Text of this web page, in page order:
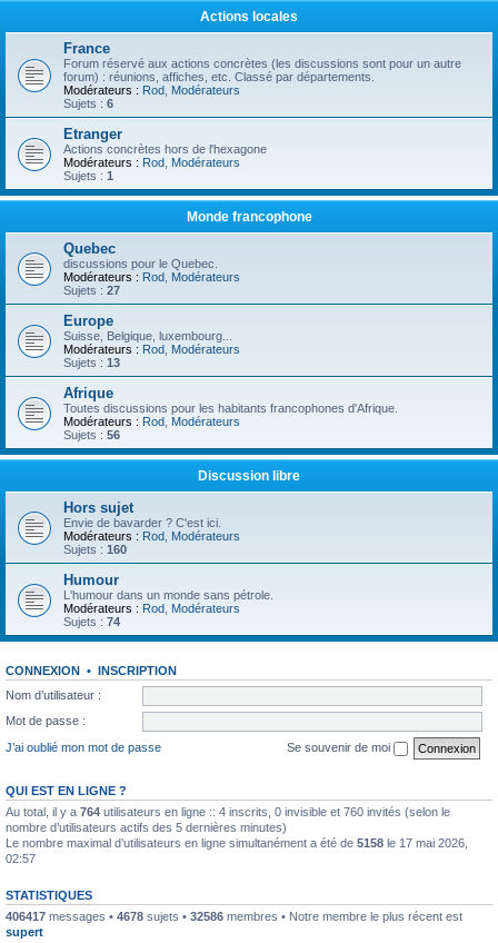
Actions locales
France
Forum réservé aux actions concrètes (les discussions sont pour un autre
forum) : réunions, affiches, etc. Classé par départements.
Modérateurs : Rod Modérateurs
Sujets : 6
Etranger
Actions concrètes hors de l'hexagone
Modérateurs : Rod Modérateurs
Sujets : 1
Monde francophone
Quebec
discussions pour le Quebec.
Modérateurs : Rod Modérateurs
Sujets : 27
Europe
Suisse, Belgique, luxembourg...
Modérateurs : Rod Modérateurs
Sujets : 13
Afrique
Toutes discussions pour les habitants francophones d'Afrique.
Modérateurs : Rod Modérateurs
Sujets : 56
Discussion libre
Hors sujet
Envie de bavarder ? C'est ici.
Modérateurs : Rod Modérateurs
Sujets : 160
Humour
L'humour dans un monde sans pétrole.
Modérateurs : Rod Modérateurs
Sujets : 74
CONNEXION • INSCRIPTION
Nom d’utilisateur :
Mot de passe :
J’ai oublié mon mot de passe
Se souvenir de moi
QUI EST EN LIGNE ?
Au total, il y a 764 utilisateurs en ligne :: 4 inscrits, 0 invisible et 760 invités (selon le
nombre d’utilisateurs actifs des 5 dernières minutes)
Le nombre maximal d’utilisateurs en ligne simultanément a été de 5158 le 17 mai 2026,
02:57
STATISTIQUES
406417 messages • 4678 sujets • 32586 membres • Notre membre le plus récent est
supert